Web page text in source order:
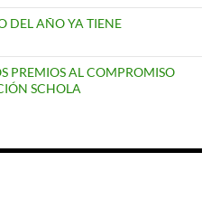
DEL AÑO YA TIENE
PREMIOS AL COMPROMISO
SCHOLA